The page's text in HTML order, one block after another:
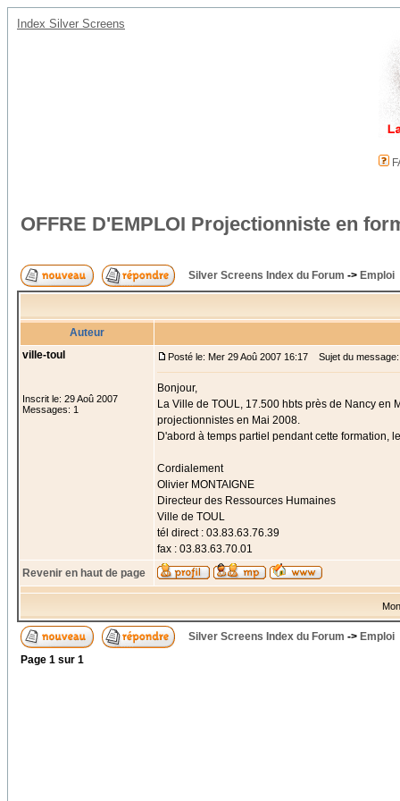
Index Silver Screens
OFFRE D'EMPLOI Projectionniste en
Silver Screens Index du Forum -> Emploi
Auteur
ville-toul
Inscrit le: 29 Aoû 2007
Messages: 1
Posté le: Mer 29 Aoû 2007 16:17 Sujet du
Bonjour,
La Ville de TOUL, 17.500 hbts près de Nancy en
projectionnistes en Mai 2008.
D'abord à temps partiel pendant cette formation,
Cordialement
Olivier MONTAIGNE
Directeur des Ressources Humaines
Ville de TOUL
tél direct : 03.83.63.76.39
fax : 03.83.63.70.01
Revenir en haut de page
Silver Screens Index du Forum -> Emploi
Page 1 sur 1